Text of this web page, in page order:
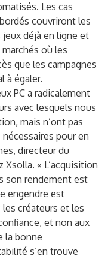
Les cas
couvriront les
déjà en ligne et
où les
que les campagnes
à égaler.
PC a radicalement
avec lesquels nous
mais n’ont pas
pour en
directeur du
« L’acquisition
son rendement est
engendre est
les créateurs et les
et non aux
la bonne
s’en trouve